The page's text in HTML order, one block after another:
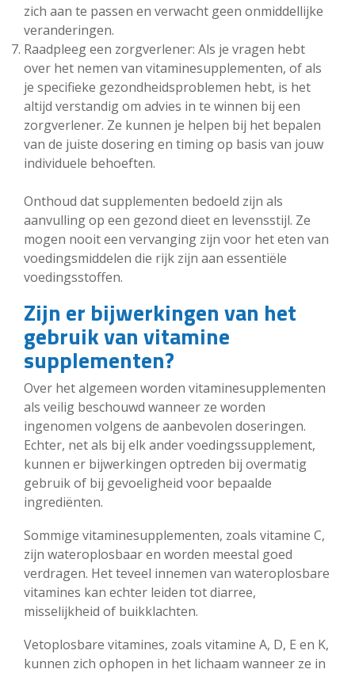
zich aan te passen en verwacht geen onmiddellijke
veranderingen.
Raadpleeg een zorgverlener: Als je vragen hebt
over het nemen van vitaminesupplementen, of als
je specifieke gezondheidsproblemen hebt, is het
altijd verstandig om advies in te winnen bij een
zorgverlener. Ze kunnen je helpen bij het bepalen
van de juiste dosering en timing op basis van jouw
individuele behoeften.
Onthoud dat supplementen bedoeld zijn als
aanvulling op een gezond dieet en levensstijl. Ze
mogen nooit een vervanging zijn voor het eten van
voedingsmiddelen die rijk zijn aan essentiële
voedingsstoffen.
Zijn er bijwerkingen van het
gebruik van vitamine
supplementen?
Over het algemeen worden vitaminesupplementen
als veilig beschouwd wanneer ze worden
ingenomen volgens de aanbevolen doseringen.
Echter, net als bij elk ander voedingssupplement,
kunnen er bijwerkingen optreden bij overmatig
gebruik of bij gevoeligheid voor bepaalde
ingrediënten.
Sommige vitaminesupplementen, zoals vitamine C,
zijn wateroplosbaar en worden meestal goed
verdragen. Het teveel innemen van wateroplosbare
vitamines kan echter leiden tot diarree,
misselijkheid of buikklachten.
Vetoplosbare vitamines, zoals vitamine A, D, E en K,
kunnen zich ophopen in het lichaam wanneer ze in